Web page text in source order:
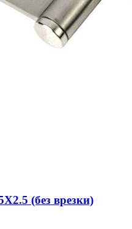
(без врезки)